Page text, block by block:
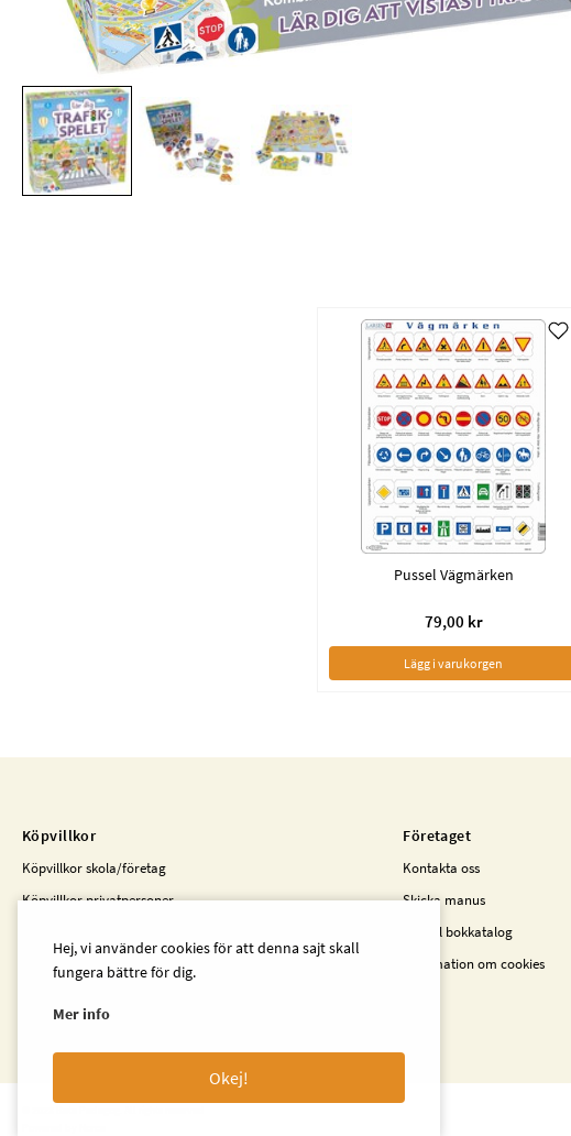
Pussel Vägmärken
79,00 kr
Lägg i varukorgen
Köpvillkor
Köpvillkor skola/företag
Köpvillkor privatpersoner
Företaget
Kontakta oss
Skicka manus
Beställ bokkatalog
Information om cookies
Hej, vi använder cookies för att denna sajt skall
fungera bättre för dig.
Mer info
Okej!